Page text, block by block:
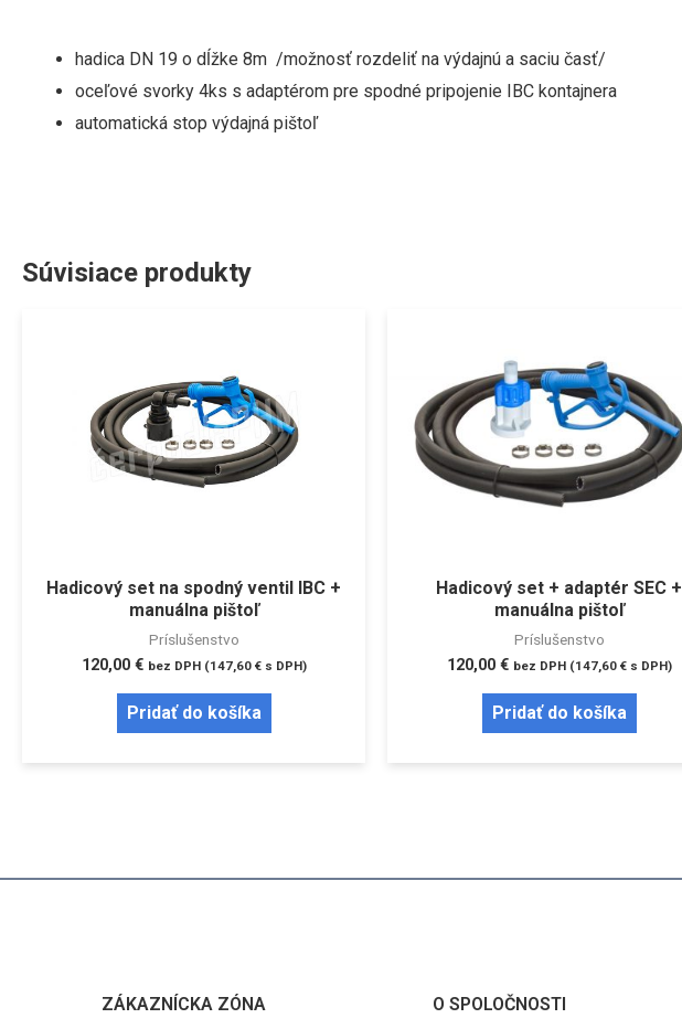
hadica DN 19 o dĺžke 8m /možnosť rozdeliť na výdajnú a saciu časť/
oceľové svorky 4ks s adaptérom pre spodné pripojenie IBC kontajnera
automatická stop výdajná pištoľ
Súvisiace produkty
Hadicový set na spodný ventil IBC +
manuálna pištoľ
Príslušenstvo
120,00 € bez DPH (147,60 €s DPH)
Pridať do košíka
Hadicový set + adaptér SEC +
manuálna pištoľ
Príslušenstvo
120,00 € bez DPH (147,60 €s DPH)
Pridať do košíka
ZÁKAZNÍCKA ZÓNA O SPOLOČNOSTI